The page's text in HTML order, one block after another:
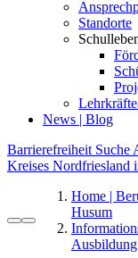
Standorte
News | Blog
Barrierefreiheit Suche
Kreises Nordfriesland
Home |
Husum